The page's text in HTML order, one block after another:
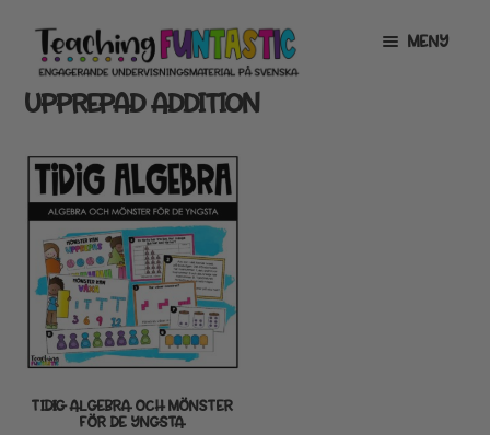
Hoppa
till
navigering
Gå
till
innehåll
MENY
INFO
MITT KONTO
GRATISMATERIAL
BUTIK
LICENSER
UPPREPAD ADDITION
TIDIG ALGEBRA OCH MÖNSTER
FÖR DE YNGSTA